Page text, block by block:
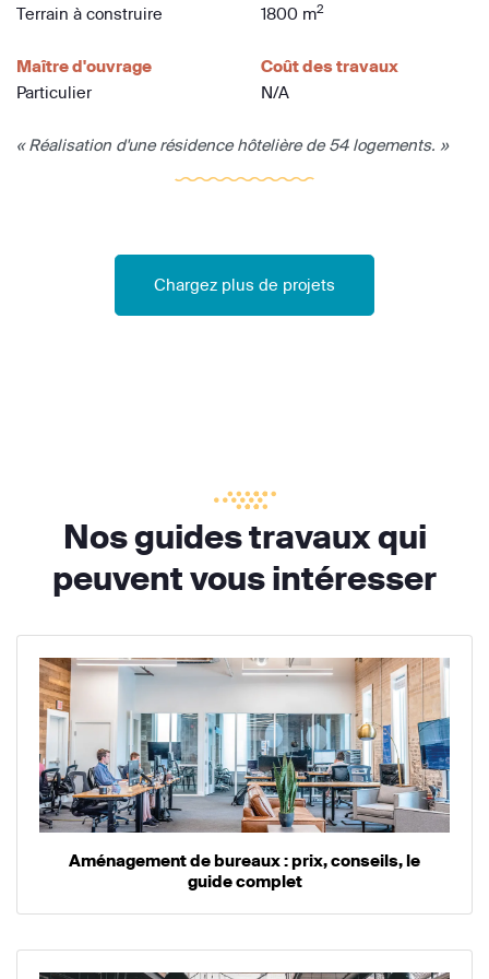
Terrain à construire
1800 m2
Maître d'ouvrage
Particulier
Coût des travaux
N/A
« Réalisation d'une résidence hôtelière de 54 logements. »
Chargez plus de projets
Nos guides travaux qui
peuvent vous intéresser
Aménagement de bureaux : prix, conseils, le
guide complet